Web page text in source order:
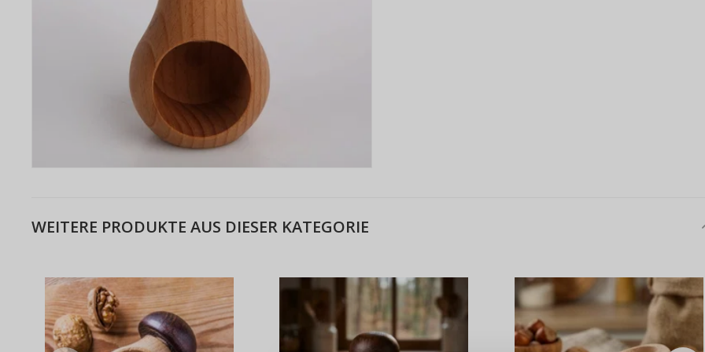
WEITERE PRODUKTE AUS DIESER KATEGORIE
Warum es sich lohnt, ein Konto zu
erstellen
ANMELDEN